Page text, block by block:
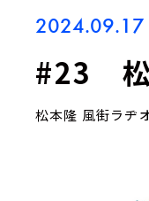
2024.09.17
#23
松本隆 風街ラヂ